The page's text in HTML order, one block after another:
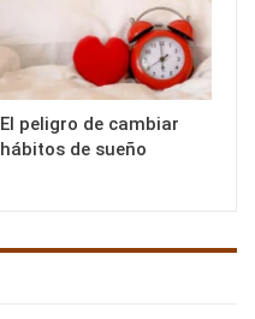
El peligro de cambiar
hábitos de sueño